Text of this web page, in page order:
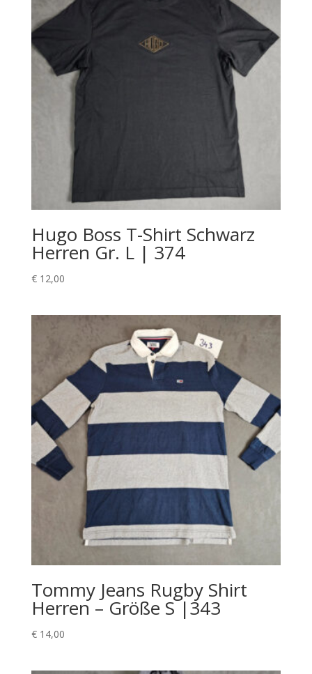
Hugo Boss T-Shirt Schwarz
Herren Gr. L | 374
€12,00
Tommy Jeans Rugby Shirt
Herren – Größe S |343
€14,00